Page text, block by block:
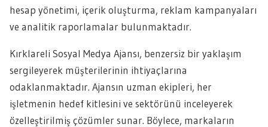
hesap yönetimi, içerik oluşturma, reklam kampanyaları
ve analitik raporlamalar bulunmaktadır.
Kırklareli Sosyal Medya Ajansı, benzersiz bir yaklaşım
sergileyerek müşterilerinin ihtiyaçlarına
odaklanmaktadır. Ajansın uzman ekipleri, her
işletmenin hedef kitlesini ve sektörünü inceleyerek
özelleştirilmiş çözümler sunar. Böylece, markaların